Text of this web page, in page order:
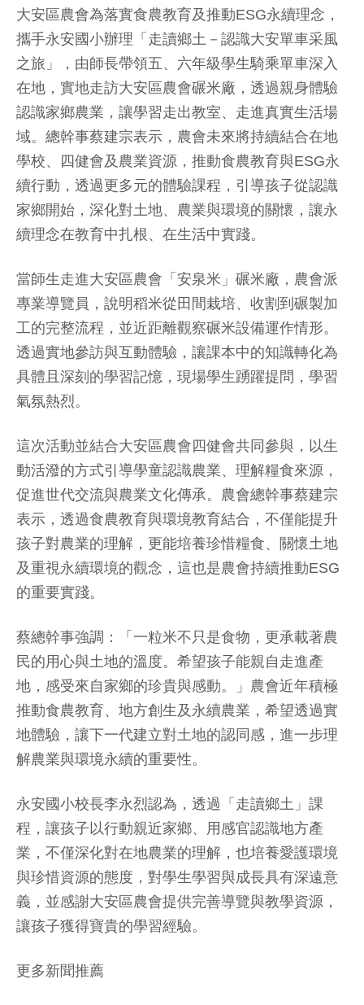
大安區農會為落實食農教育及推動ESG永續理念，
攜手永安國小辦理「走讀鄉土－認識大安單車采風
之旅」，由師長帶領五、六年級學生騎乘單車深入
在地，實地走訪大安區農會碾米廠，透過親身體驗
認識家鄉農業，讓學習走出教室、走進真實生活場
域。總幹事蔡建宗表示，農會未來將持續結合在地
學校、四健會及農業資源，推動食農教育與ESG永
續行動，透過更多元的體驗課程，引導孩子從認識
家鄉開始，深化對土地、農業與環境的關懷，讓永
續理念在教育中扎根、在生活中實踐。
當師生走進大安區農會「安泉米」碾米廠，農會派
專業導覽員，說明稻米從田間栽培、收割到碾製加
工的完整流程，並近距離觀察碾米設備運作情形。
透過實地參訪與互動體驗，讓課本中的知識轉化為
具體且深刻的學習記憶，現場學生踴躍提問，學習
氣氛熱烈。
這次活動並結合大安區農會四健會共同參與，以生
動活潑的方式引導學童認識農業、理解糧食來源，
促進世代交流與農業文化傳承。農會總幹事蔡建宗
表示，透過食農教育與環境教育結合，不僅能提升
孩子對農業的理解，更能培養珍惜糧食、關懷土地
及重視永續環境的觀念，這也是農會持續推動ESG
的重要實踐。
蔡總幹事強調：「一粒米不只是食物，更承載著農
民的用心與土地的溫度。希望孩子能親自走進產
地，感受來自家鄉的珍貴與感動。」農會近年積極
推動食農教育、地方創生及永續農業，希望透過實
地體驗，讓下一代建立對土地的認同感，進一步理
解農業與環境永續的重要性。
永安國小校長李永烈認為，透過「走讀鄉土」課
程，讓孩子以行動親近家鄉、用感官認識地方產
業，不僅深化對在地農業的理解，也培養愛護環境
與珍惜資源的態度，對學生學習與成長具有深遠意
義，並感謝大安區農會提供完善導覽與教學資源，
讓孩子獲得寶貴的學習經驗。
更多新聞推薦